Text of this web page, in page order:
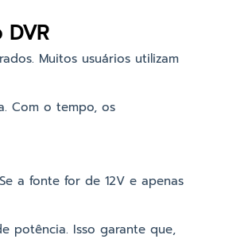
Muitos usuários utilizam
Com o tempo, os
a fonte for de 12V e apenas
potência. Isso garante que,